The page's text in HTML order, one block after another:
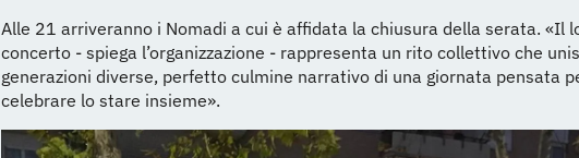
Alle 21 arriveranno i Nomadi a cui è affidata la chiusura della serata. «Il
concerto - spiega l’organizzazione - rappresenta un rito collettivo che
generazioni diverse, perfetto culmine narrativo di una giornata pensata
celebrare lo stare insieme».